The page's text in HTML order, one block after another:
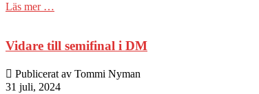
Läs mer …
Vidare till semifinal i DM
Publicerat av Tommi Nyman
31 juli, 2024